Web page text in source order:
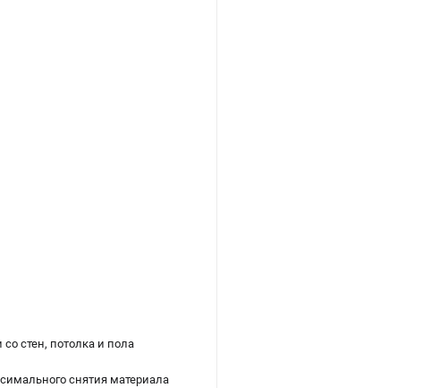
стен, потолка и пола
снятия материала